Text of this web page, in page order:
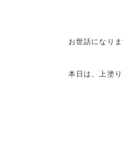
お世話になり
本日は、上塗り